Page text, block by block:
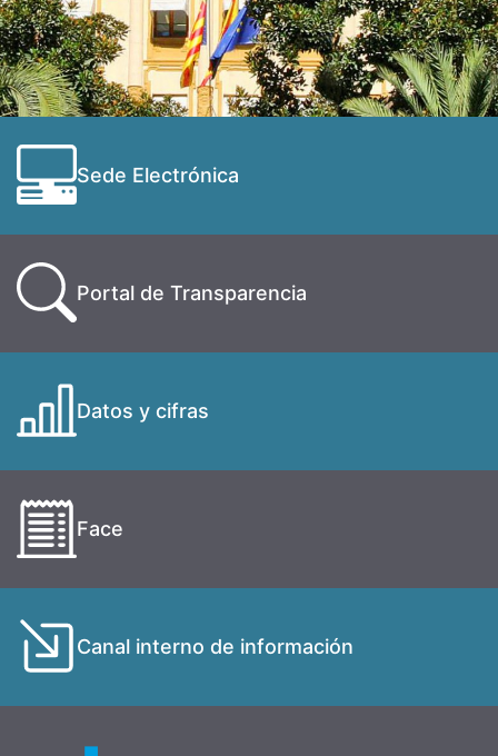
Sede Electrónica
Portal de Transparencia
Datos y cifras
Face
Canal interno de información